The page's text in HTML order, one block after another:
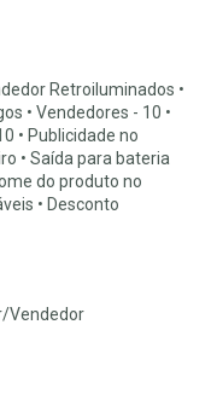
Retroiluminados •
• Vendedores - 10 •
• Publicidade no
• Saída para bateria
do produto no
• Desconto
Vendedor